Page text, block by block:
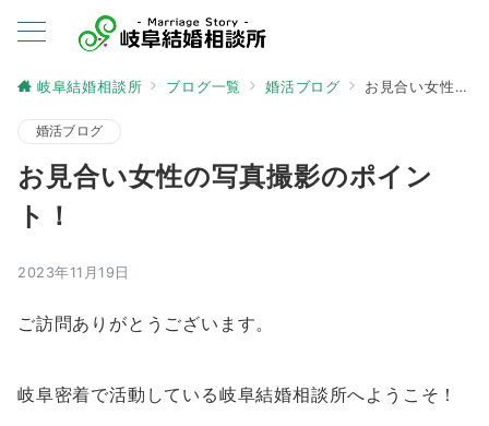
岐阜結婚相談所 ブログ一覧 婚活ブログ お見合い女性の写真撮影のポイント！
婚活ブログ
お見合い女性の写真撮影のポイン
ト！
2023年11月19日
ご訪問ありがとうございます。
岐阜密着で活動している岐阜結婚相談所へようこそ！